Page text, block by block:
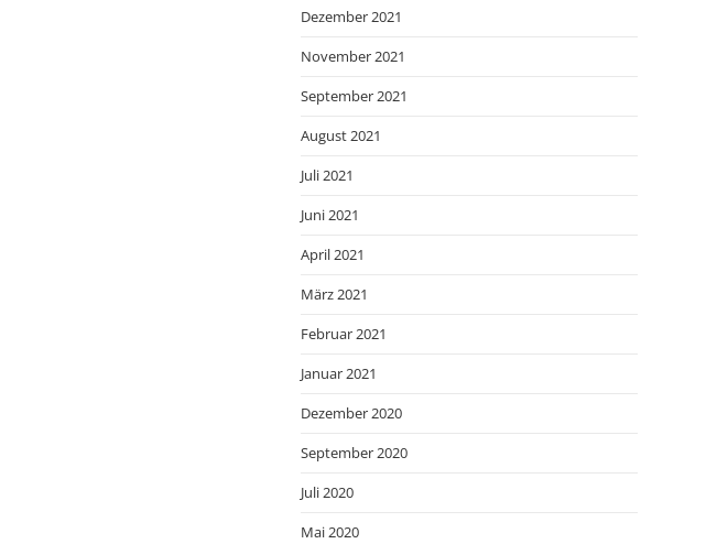
Dezember 2021
November 2021
September 2021
August 2021
Juli 2021
Juni 2021
April 2021
März 2021
Februar 2021
Januar 2021
Dezember 2020
September 2020
Juli 2020
Mai 2020